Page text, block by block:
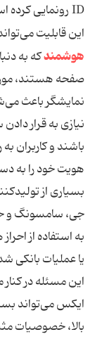
ID رونمایی کرده است.
این قابلیت
هوشمندکه به
صفحه هستند،
نمایشگر باعث
نیازی به قرار
باشند و کاربران
هویت خود را به
بسیاری از
جی، سامسونگ و
به استفاده از
یا عملیات بانکی
این مسئله در
ایکس می‌تواند
بالا، خصوصیات